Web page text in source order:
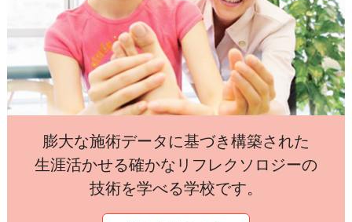
膨大な施術データに基づき構築された
生涯活かせる確かなリフレクソロジーの
技術を学べる学校です。